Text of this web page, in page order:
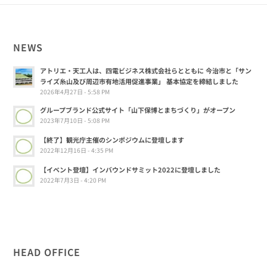
NEWS
アトリエ・天工人は、四電ビジネス株式会社らとともに 今治市と「サン
ライズ糸山及び周辺市有地活用促進事業」 基本協定を締結しました
2026年4月27日 - 5:58 PM
グループブランド公式サイト「山下保博とまちづくり」がオープン
2023年7月10日 - 5:08 PM
【終了】観光庁主催のシンポジウムに登壇します
2022年12月16日 - 4:35 PM
【イベント登壇】インバウンドサミット2022に登壇しました
2022年7月3日 - 4:20 PM
HEAD OFFICE